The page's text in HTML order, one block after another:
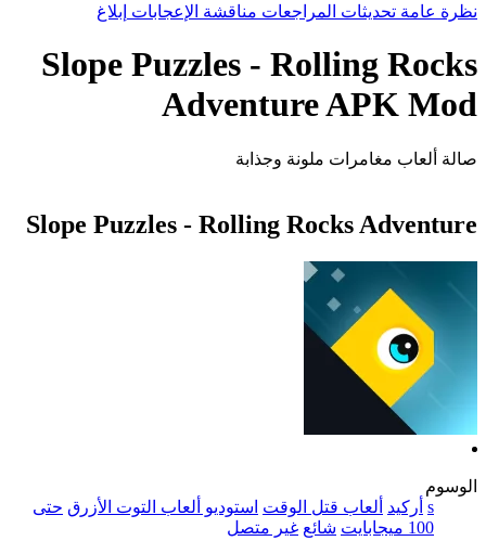
نظرة عامة تحديثات المراجعات مناقشة الإعجابات إبلاغ
Slope Puzzles - Rolling Rocks
Adventure APK Mod
صالة ألعاب مغامرات ملونة وجذابة
Slope Puzzles - Rolling Rocks Adventure
الوسوم
s أركيد ألعاب قتل الوقت استوديو ألعاب التوت الأزرق حتى
100 ميجابايت
شائع غير متصل